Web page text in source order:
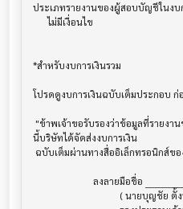
ประเภทรายงานของผู้สอบบัญชีในง
      ไม่มีเงื่อนไข
*สำหรับงบการเงินรวม
โปรดดูงบการเงินฉบับเต็มประกอบ
นี้บริษัทได้จัดส่งงบการเงิน